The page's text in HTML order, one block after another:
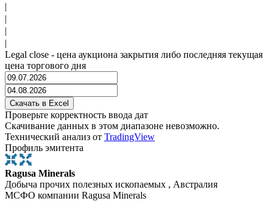
|
|
|
|
Legal close - цена аукциона закрытия либо последняя текущая
цена торгового дня
Проверьте корректность ввода дат
Скачивание данных в этом диапазоне невозможно.
Технический анализ от TradingView
Профиль эмитента
Ragusa Minerals
Добыча прочих полезных ископаемых , Австралия
МСФО компании Ragusa Minerals